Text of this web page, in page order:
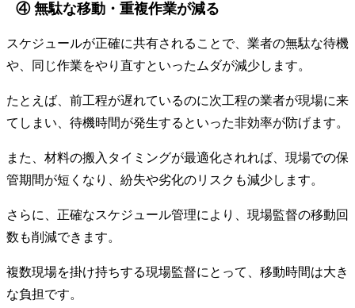
④ 無駄な移動・重複作業が減る
スケジュールが正確に共有されることで、業者の無駄な待機
や、同じ作業をやり直すといったムダが減少します。
たとえば、前工程が遅れているのに次工程の業者が現場に来
てしまい、待機時間が発生するといった非効率が防げます。
また、材料の搬入タイミングが最適化されれば、現場での保
管期間が短くなり、紛失や劣化のリスクも減少します。
さらに、正確なスケジュール管理により、現場監督の移動回
数も削減できます。
複数現場を掛け持ちする現場監督にとって、移動時間は大き
な負担です。